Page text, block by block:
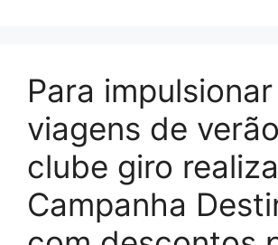
Para impulsionar
viagens de
clube giro realiza
Campanha